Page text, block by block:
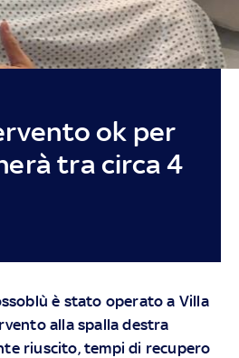
ok per
tra circa 4
è stato operato a Villa
alla spalla destra
riuscito, tempi di recupero